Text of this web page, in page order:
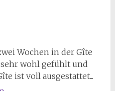
Wochen in der Gîte
wohl gefühlt und
ist voll ausgestattet...